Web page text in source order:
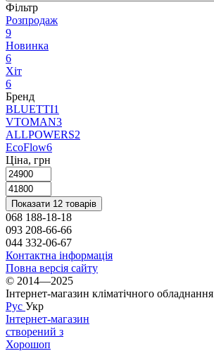
Фільтр
Розпродаж
9
Новинка
6
Хіт
6
Бренд
BLUETTI1
VTOMAN3
ALLPOWERS2
EcoFlow6
Ціна, грн
Показати 12 товарів
068 188-18-18
093 208-66-66
044 332-06-67
Контактна інформація
Повна версія сайту
© 2014—2025
Інтернет-магазин кліматічного обладнання
Рус Укр
Інтернет-магазин
створений з
Хорошоп